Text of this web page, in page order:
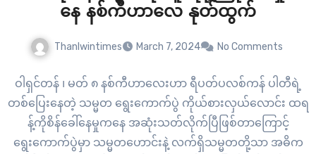
နေ နစ်ကီဟာလေ နုတ်ထွက်
Thanlwintimes March 7, 2024 No Comments
ဝါရှင်တန် ၊ မတ် ၈ နစ်ကီဟာလေးဟာ ရီပတ်ပလစ်ကန် ပါတီရဲ့
တစ်ပြေးနေတဲ့ သမ္မတ ရွေးကောက်ပွဲ ကိုယ်စားလှယ်လောင်း ထရ
န့်ကိုစိန်ခေါ်နေမှုကနေ အဆုံးသတ်လိုက်ပြီဖြစ်တာကြောင့်
ရွေးကောက်ပွဲမှာ သမ္မတဟောင်းနဲ့ လက်ရှိသမ္မတတို့သာ အဓိက